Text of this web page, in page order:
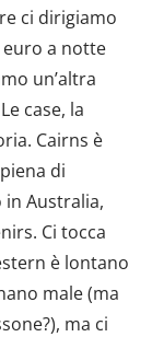
ci dirigiamo
euro a notte
un’altra
case, la
Cairns è
di
in Australia,
Ci tocca
è lontano
male (ma
ma ci